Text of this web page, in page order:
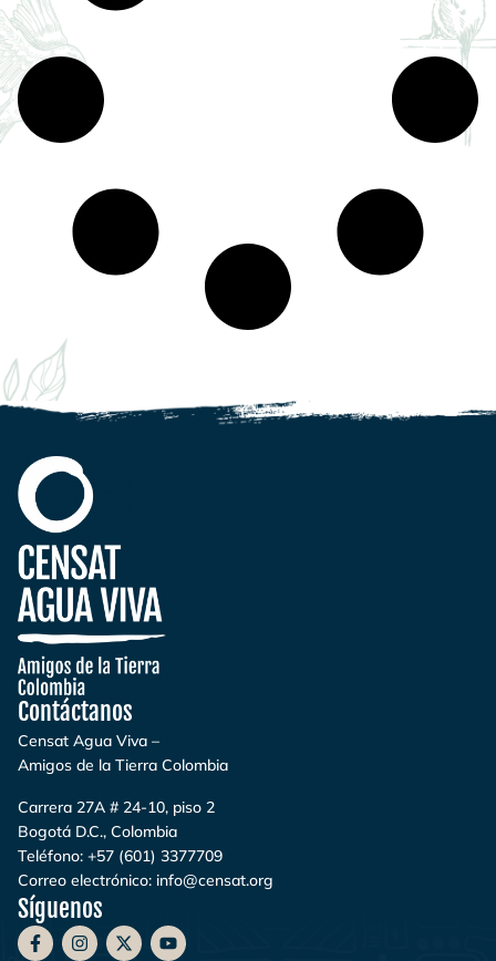
Contáctanos
Censat Agua Viva –
Amigos de la Tierra Colombia
Carrera 27A # 24-10, piso 2
Bogotá D.C., Colombia
Teléfono: +57 (601) 3377709
Correo electrónico: info@censat.org
Síguenos